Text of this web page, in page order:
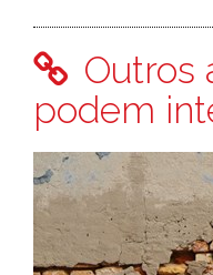
Outros
podem